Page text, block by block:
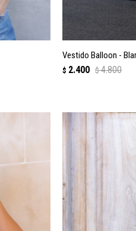
Vestido Balloon -
$ 2.400 $ 4.800